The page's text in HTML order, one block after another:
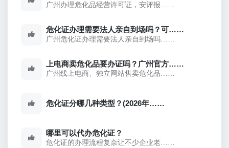
广州办理危化品经营许可证，安评报……
危化证办理需要法人亲自到场吗？可……
广州危化证办理需要法人亲自到场吗……
上电商卖危化品要办证吗？广州官方……
广州线上电商、独立网站售卖危化品……
危化证分哪几种类型？(2026年……
哪里可以代办危化证？
危化证的办理流程复杂让不少企业老……